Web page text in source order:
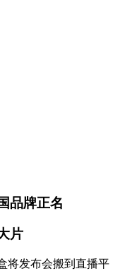
品牌正名
片
将发布会搬到直播平